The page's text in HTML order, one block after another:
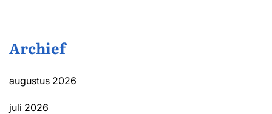
Archief
augustus 2026
juli 2026